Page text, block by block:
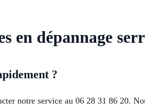
en dépannage
?
notre service au 06 28 31 86 20.